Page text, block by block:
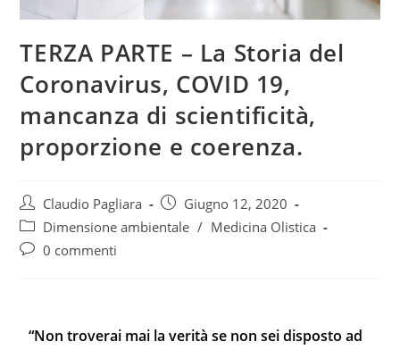
TERZA PARTE – La Storia del
Coronavirus, COVID 19,
mancanza di scientificità,
proporzione e coerenza.
Claudio Pagliara
Giugno 12, 2020
Dimensione ambientale / Medicina Olistica
0 commenti
“Non troverai mai la verità se non sei disposto ad